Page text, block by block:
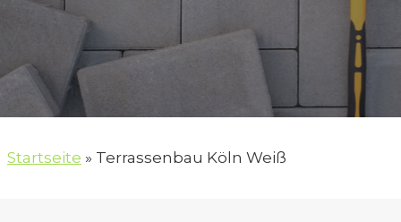
Startseite » Terrassenbau Köln Weiß